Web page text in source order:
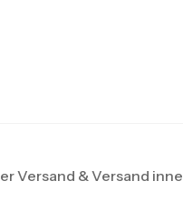
Versand & Versand